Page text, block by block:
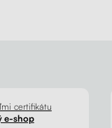
certifikátu
e-shop